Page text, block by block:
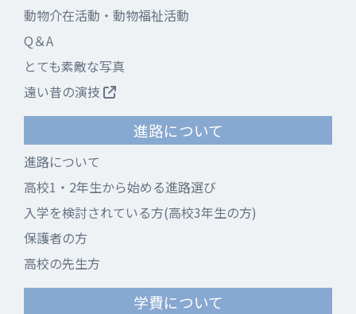
動物介在活動・動物福祉活動
Q＆A
とても素敵な写真
遠い昔の演技
進路について
進路について
高校1・2年生から始める進路選び
入学を検討されている方(高校3年生の方)
保護者の方
高校の先生方
学費について